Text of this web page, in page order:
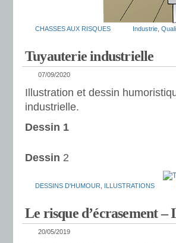
CHASSES AUX RISQUES Industrie
Tuyauterie industrielle
07/09/2020
Illustration et dessin
industrielle.
Dessin 1
Dessin 2
DESSINS D'HUMOUR ILLUSTRATIONS
Le risque d’écrasement –
20/05/2019